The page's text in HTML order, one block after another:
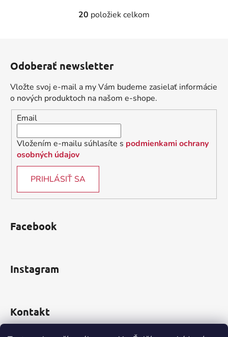
O
d
c
i
e
p
v
p
20 položiek celkom
Odoberať newsletter
Vložte svoj e-mail a my Vám budeme zasielať informácie
o nových produktoch na našom e-shope.
Email
Vložením e-mailu súhlasíte s podmienkami ochrany
osobných údajov
PRIHLÁSIŤ SA
Facebook
Instagram
Kontakt